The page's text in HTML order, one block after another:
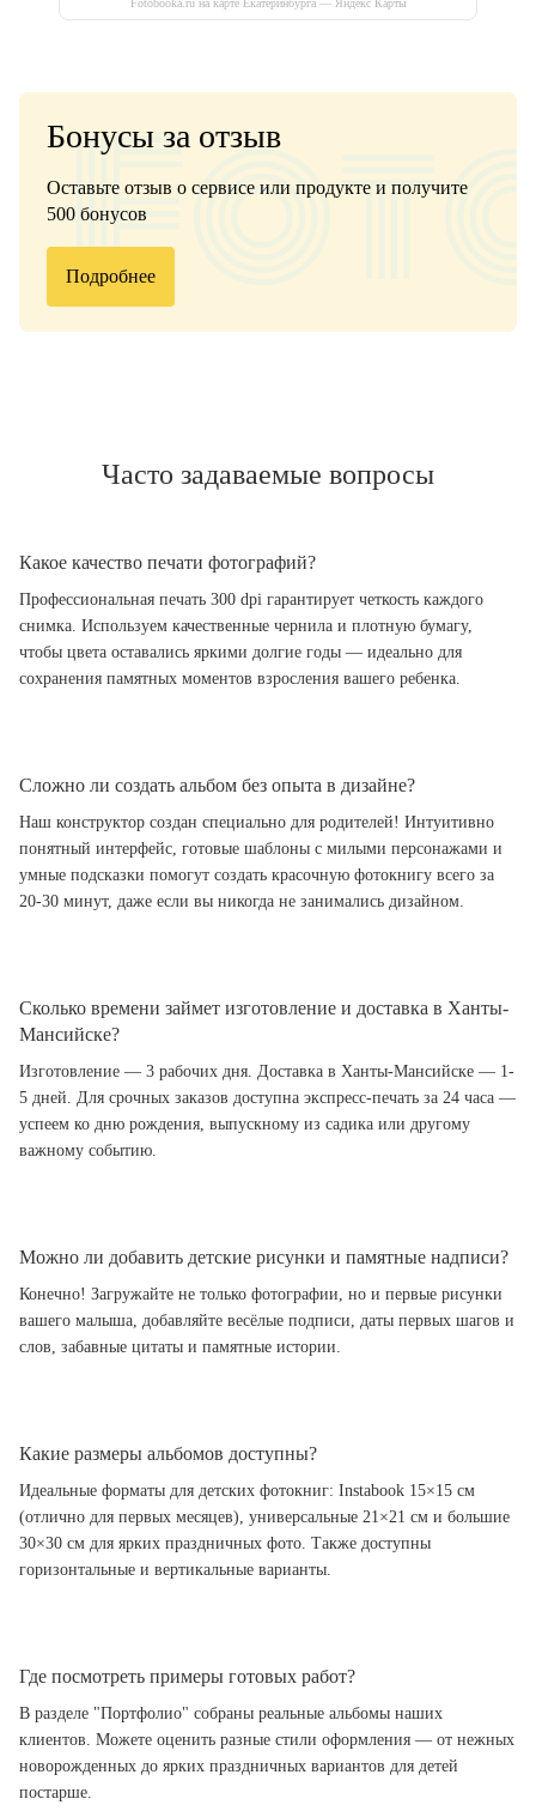
Fotobooka.ru на карте Екатеринбурга — Яндекс Карты
Бонусы за отзыв
Оставьте отзыв о сервисе или продукте и получите
500 бонусов
Подробнее
Часто задаваемые вопросы
Какое качество печати фотографий?
Профессиональная печать 300 dpi гарантирует четкость каждого
снимка. Используем качественные чернила и плотную бумагу,
чтобы цвета оставались яркими долгие годы — идеально для
сохранения памятных моментов взросления вашего ребенка.
Сложно ли создать альбом без опыта в дизайне?
Наш конструктор создан специально для родителей! Интуитивно
понятный интерфейс, готовые шаблоны с милыми персонажами и
умные подсказки помогут создать красочную фотокнигу всего за
20-30 минут, даже если вы никогда не занимались дизайном.
Сколько времени займет изготовление и доставка в Ханты-
Мансийске?
Изготовление — 3 рабочих дня. Доставка в Ханты-Мансийске — 1-
5 дней. Для срочных заказов доступна экспресс-печать за 24 часа —
успеем ко дню рождения, выпускному из садика или другому
важному событию.
Можно ли добавить детские рисунки и памятные надписи?
Конечно! Загружайте не только фотографии, но и первые рисунки
вашего малыша, добавляйте весёлые подписи, даты первых шагов и
слов, забавные цитаты и памятные истории.
Какие размеры альбомов доступны?
Идеальные форматы для детских фотокниг: Instabook 15×15 см
(отлично для первых месяцев), универсальные 21×21 см и большие
30×30 см для ярких праздничных фото. Также доступны
горизонтальные и вертикальные варианты.
Где посмотреть примеры готовых работ?
В разделе "Портфолио" собраны реальные альбомы наших
клиентов. Можете оценить разные стили оформления — от нежных
новорожденных до ярких праздничных вариантов для детей
постарше.